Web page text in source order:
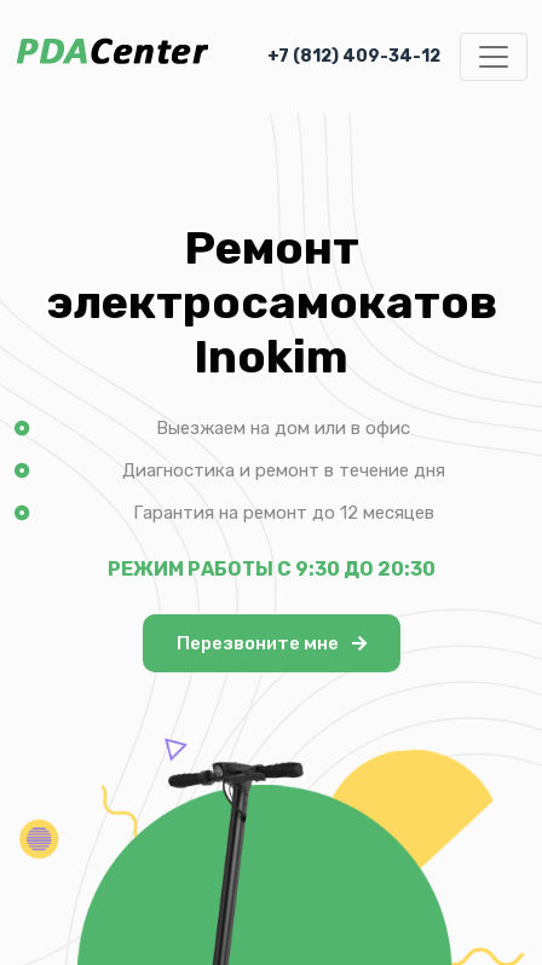
+7 (812) 409-34-12
Ремонт
электросамокатов
Inokim
Выезжаем на дом или в офис
Диагностика и ремонт в течение дня
Гарантия на ремонт до 12 месяцев
РЕЖИМ РАБОТЫ С 9:30 ДО 20:30
Перезвоните мне